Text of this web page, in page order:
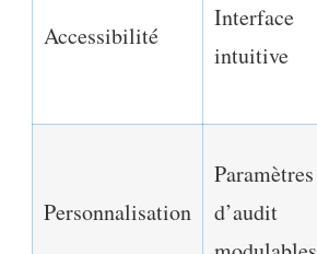
Accessibilité
Interface
intuitive
Personnalisation
Paramètres
d’audit